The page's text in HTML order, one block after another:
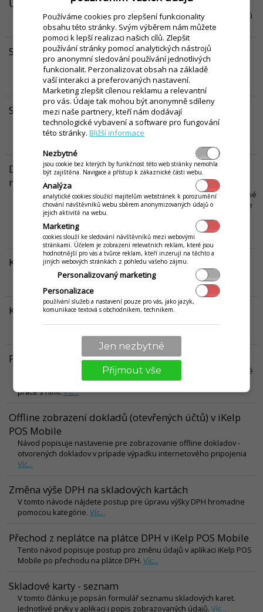
Uzávěrky uživatelů v iKelp POS Mobile - Rozvoz
V tomto návodu vám blíže představíme možnosti uzávěrky uživatelů
v případě, že se využívá RozvozVíc...
Skladová karta - záložka Pohyby
V tomto článku nájdete bližšie informácie o záložke Pohyby na
skladovej karte, bližšie informácie o jednotlivých hodnotách, ktoré
sa tu zobrazujú, ako aj iné možnosti tejto záložky.
Sledování změn na položkách a dokladech
V tomto návodu se nachází popis možností sledování odebraných
položek z dokladu nebo odebraných dokladů z jednotlivých stolů
Dostupné množství při prodeji - nastavení na kartách
menu
V tomto návodu se dozvíte, jak je možné v aplikaci nastavit dostupné
množství pro položky menu. Pokud je množství nastavené, obsluze
se zobrazuje dostupnost jednotlivých položek menu a pokud
položka dojde, automatický se označí jako nedostupné pro
objednávání.Víc...
Konfigurace zařízení iMin
V tomto návodu je popsáno nastavení zařízení iMin pro iKelp POS
Mobile verze Android.
Kategorie jídel a nápojů
V tomto návode se dozvíte, jak vytvářet kategorie a jak mňejit jejich
PLU Pohyby v iKelp POS Mobile
V tomto článku najdete informace o jednotlivých možnostech, které
je možné udělat nad prodejem karet. PLU Zpráva, PLU Uzávěrka a
práce s nimi.Víc...
Offline zobrazení dokladů (otevřených účtů) v iKelp
POS Mobile
Návod popisuje nastavenie pre zobrazovanie offline dokladov -
otvorených dokladov v prípade výpadku internetového pripojenia
Víc...
Změna výše DPH na skladových kartách
V tomto návode nájdete postup pre úpravu výšky DPH hromadne
pomocou kategórie. Víc...
Přechod z neplátce na plátce DPH v iKelp POS Mobile
Tento návod popisuje postup pro změnu údajů v aplikaci iKelp POS
Mobile po přechodu na plátce DPH. Víc...
Skladové karty - seznam
V tomto článku je popsán formulář seznamu skladových karet.
Jednotlivé prvky v aplikaci i popis zobrazovaných údajů. Víc...
Používáme cookies pro zlepšení funkcionality
obsahu této stránky. Svým výběrem nám můžete
pomoci k lepší realizaci našich cílů. Zlepšit
používání stránky pomocí analytických nástrojů
pro anonymní sledování používání jednotlivých
funkcionalit. Perzonalizovat obsah na základě
vaší interakci a preferovaných nastavení.
Marketing zlepšit cílenou reklamu a relevantní
pro vás. Údaje tak mohou být anonymně sdíleny
mezi naše partnery, kteří nám dodávají
technologické vybavení a software pro fungování
této stránky.Bližší informace
Nezbytné
jsou cookie bez kterých by funkčnost této web stránky nemohla
být zajištěna. Navigace a přístup k zákaznické části webu.
Analýza
analytické cookies sloužící majitelům webstránek k porozumění
chování návštěvníků webu sběrem anonymizovaných údajů o
jejich aktivitě na webu.
Marketing
cookies slouží ke sledování návštěvníků mezi webovými
stránkami. Účelem je zobrazení relevatních reklam, které jsou
hodnotnější pro vás a tvůrce reklam, kteří inzerují na těchto a
jiných webových stránkách z pohledu vašeho zájmu.
Personalizovaný marketing
Personalizace
používání služeb a nastavení pouze pro vás, jako jazyk,
komunikace textová s obchodníkem, technikem.
Jen nezbytné
Přijmout vše